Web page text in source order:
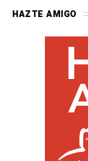
HAZTE AMIGO